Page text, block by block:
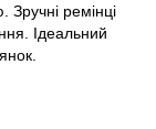
ремінці
Ідеальний